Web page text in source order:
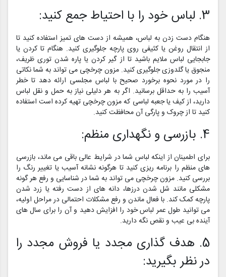
3. لباس خود را با احتیاط جمع کنید:
هنگام دست زدن به لباس، همیشه از دست های تمیز استفاده کنید تا
از انتقال روغن یا کثیفی روی پارچه جلوگیری کنید. هنگام تا کردن یا
جابجایی لباس ملایم باشید تا از گیر کردن یا پاره شدن توری ظریف،
منجوق یا گلدوزی جلوگیری کنید. مزون چرخچی می تواند به شما نکاتی
را در مورد نحوه برخورد صحیح با لباس مجلسی ارائه دهد تا خطر
آسیب را به حداقل برسانید. اگر به هر دلیلی نیاز به حمل و نقل لباس
دارید، از کیف یا جعبه لباسی که مزون چرخچی تهیه کرده است استفاده
کنید تا از چروک و پارگی آن محافظت کنید.
4. بازرسی و نگهداری منظم:
برای اطمینان از اینکه لباس شما در شرایط عالی باقی می ماند، بازرسی
های منظم را برنامه ریزی کنید تا هرگونه نشانه آسیب یا تغییر رنگ را
بررسی کنید. مزون چرخچی می تواند به شما در شناسایی و رفع هر گونه
مشکلی مانند شل شدن درزها، دانه های از دست رفته یا زرد شدن
پارچه کمک کند. با فعال ماندن و رفع مشکلات احتمالی در مراحل اولیه،
می توانید طول عمر لباس خود را افزایش دهید و آن را برای سال های
آینده بی عیب و نقص نگه دارید.
5. هدف گذاری مجدد یا فروش مجدد را
در نظر بگیرید: